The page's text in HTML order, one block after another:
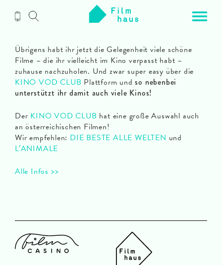
Inhalt
Übrigens habt ihr jetzt die Gelegenheit viele schöne
Filme – die ihr vielleicht im Kino verpasst habt –
zuhause nachzuholen. Und zwar super easy über die
KINO VOD CLUB Plattform undso nebenbei
unterstützt ihr damit auch viele Kinos!
Der KINO VOD CLUB hat eine große Auswahl auch
an österreichischen Filmen!
Wir empfehlen: DIE BESTE ALLE WELTEN und
L’ANIMALE
Alle Infos >>